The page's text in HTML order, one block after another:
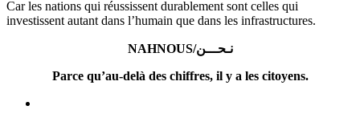
Car les nations qui réussissent durablement sont celles qui
investissent autant dans l’humain que dans les infrastructures.
NAHNOUS/نـحـــن
Parce qu’au-delà des chiffres, il y a les citoyens.